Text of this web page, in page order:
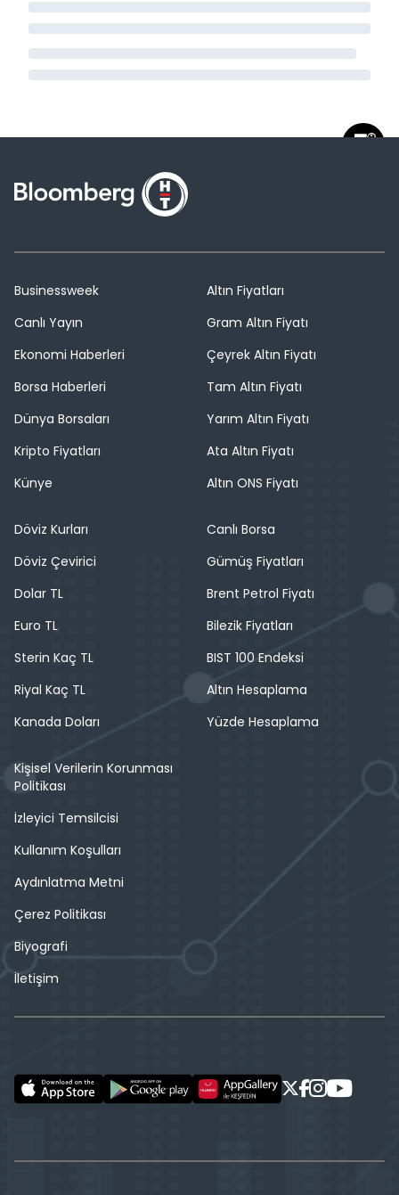
Businessweek
Canlı Yayın
Ekonomi Haberleri
Borsa Haberleri
Dünya Borsaları
Kripto Fiyatları
Künye
Altın Fiyatları
Gram Altın Fiyatı
Çeyrek Altın Fiyatı
Tam Altın Fiyatı
Yarım Altın Fiyatı
Ata Altın Fiyatı
Altın ONS Fiyatı
Döviz Kurları
Döviz Çevirici
Dolar TL
Euro TL
Sterin Kaç TL
Riyal Kaç TL
Kanada Doları
Canlı Borsa
Gümüş Fiyatları
Brent Petrol Fiyatı
Bilezik Fiyatları
BIST 100 Endeksi
Altın Hesaplama
Yüzde Hesaplama
Kişisel Verilerin Korunması
Politikası
İzleyici Temsilcisi
Kullanım Koşulları
Aydınlatma Metni
Çerez Politikası
Biyografi
İletişim